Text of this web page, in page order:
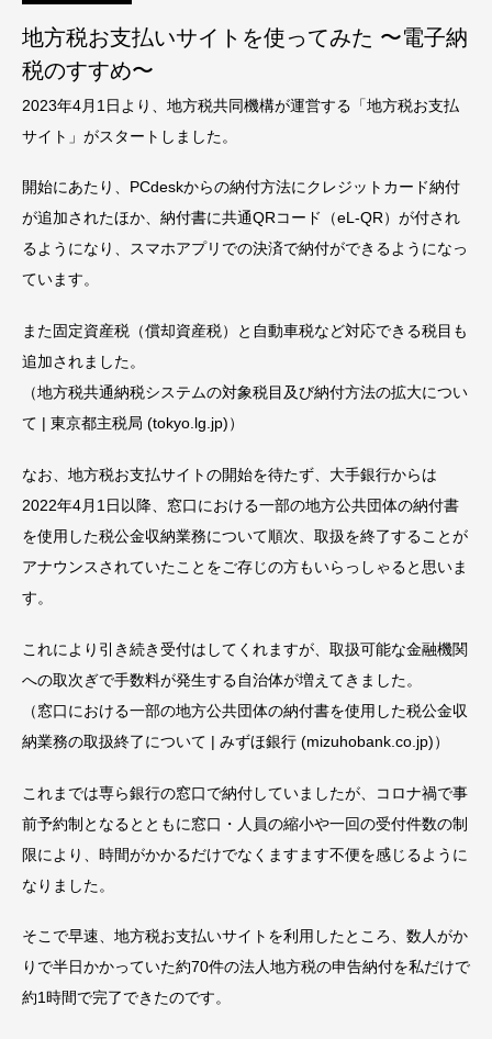
地方税お支払いサイトを使ってみた 〜電子納
税のすすめ〜
2023年4月1日より、地方税共同機構が運営する「地方税お支払
サイト」がスタートしました。
開始にあたり、PCdeskからの納付方法にクレジットカード納付
が追加されたほか、納付書に共通QRコード（eL-QR）が付され
るようになり、スマホアプリでの決済で納付ができるようになっ
ています。
また固定資産税（償却資産税）と自動車税など対応できる税目も
追加されました。
（地方税共通納税システムの対象税目及び納付方法の拡大につい
て | 東京都主税局 (tokyo.lg.jp)）
なお、地方税お支払サイトの開始を待たず、大手銀行からは
2022年4月1日以降、窓口における一部の地方公共団体の納付書
を使用した税公金収納業務について順次、取扱を終了することが
アナウンスされていたことをご存じの方もいらっしゃると思いま
す。
これにより引き続き受付はしてくれますが、取扱可能な金融機関
への取次ぎで手数料が発生する自治体が増えてきました。
（窓口における一部の地方公共団体の納付書を使用した税公金収
納業務の取扱終了について | みずほ銀行 (mizuhobank.co.jp)）
これまでは専ら銀行の窓口で納付していましたが、コロナ禍で事
前予約制となるとともに窓口・人員の縮小や一回の受付件数の制
限により、時間がかかるだけでなくますます不便を感じるように
なりました。
そこで早速、地方税お支払いサイトを利用したところ、数人がか
りで半日かかっていた約70件の法人地方税の申告納付を私だけで
約1時間で完了できたのです。